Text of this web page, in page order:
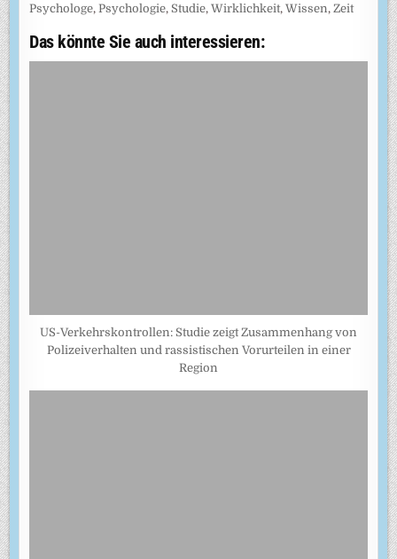
Psychologe, Psychologie, Studie,Wirklichkeit,Wissen, Zeit
Das könnte Sie auch interessieren:
US-Verkehrskontrollen: Studie zeigt Zusammenhang von
Polizeiverhalten und rassistischen Vorurteilen in einer
Region